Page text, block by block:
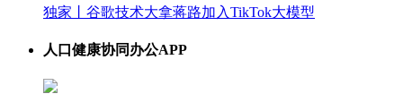
独家丨谷歌技术大拿蒋路加入TikTok大模型
人口健康协同办公APP